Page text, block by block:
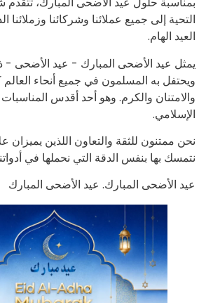
التحية إلى جميع عملائنا وشركائنا وزملائنا
العيد الهام.
يمثل عيد الأضحى المبارك - عيد الأضحى -
ويحتفل به المسلمون في جميع أنحاء العالم
والامتنان والكرم. وهو أحد أقدس
الإسلامي.
نحن ممتنون للثقة والتعاون اللذين يميزان
نتمسك بها بنفس الدقة التي نحملها في
عيد الأضحى المبارك. عيد الأضحى المبارك